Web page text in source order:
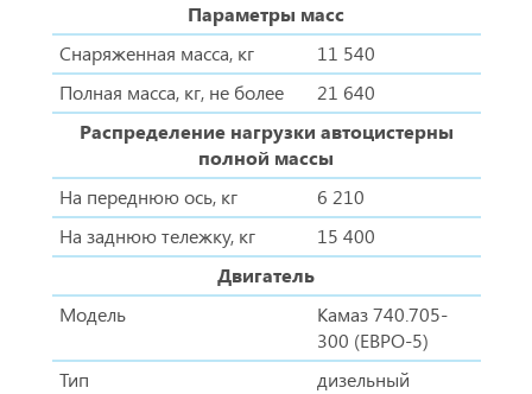
Параметры масс
Снаряженная масса, кг
11 540
Полная масса, кг, не более
21 640
Распределение нагрузки автоцистерны
полной массы
На переднюю ось, кг
6 210
На заднюю тележку, кг
15 400
Двигатель
Модель
Камаз 740.705-
300 (ЕВРО-5)
Тип
дизельный